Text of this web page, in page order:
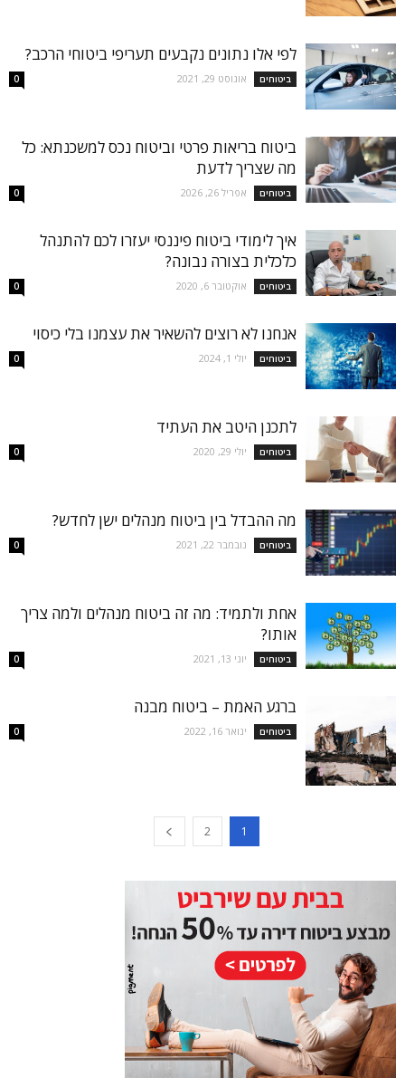
לפי אלו נתונים נקבעים תעריפי ביטוחי הרכב?
ביטוחים אוגוסט 29, 2021 0
ביטוח בריאות פרטי וביטוח נכס למשכנתא: כל
מה שצריך לדעת
ביטוחים אפריל 26, 2026 0
איך לימודי ביטוח פיננסי יעזרו לכם להתנהל
כלכלית בצורה נבונה?
ביטוחים אוקטובר 6, 2020 0
אנחנו לא רוצים להשאיר את עצמנו בלי כיסוי
ביטוחים יולי 1, 2024 0
לתכנן היטב את העתיד
ביטוחים יולי 29, 2020 0
מה ההבדל בין ביטוח מנהלים ישן לחדש?
ביטוחים נובמבר 22, 2021 0
אחת ולתמיד: מה זה ביטוח מנהלים ולמה צריך
אותו?
ביטוחים יוני 13, 2021 0
ברגע האמת – ביטוח מבנה
ביטוחים ינואר 16, 2022 0
1
2